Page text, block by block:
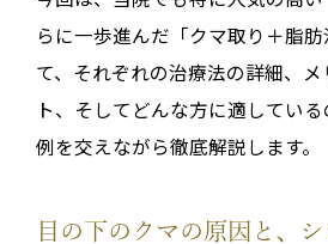
らに一歩進んだ「クマ取り＋脂
て、それぞれの治療法の詳細、
ト、そしてどんな方に適してい
例を交えながら徹底解説します。
目の下のクマの原因と、